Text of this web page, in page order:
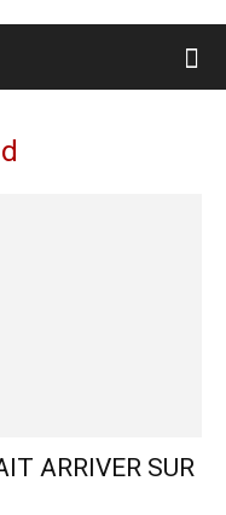
ARRIVER SUR